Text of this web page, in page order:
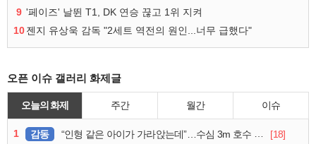
9 '페이즈' 날뛴 T1, DK 연승 끊고 1위 지켜
10젠지 유상욱 감독 "2세트 역전의 원인...너무 급했다"
오픈 이슈 갤러리 화제글
오늘의 화제 주간 월간 이슈
1 감동 “인형 같은 아이가 가라앉는데”…수심 3m 호수 뛰어든 60대 의인
[18]